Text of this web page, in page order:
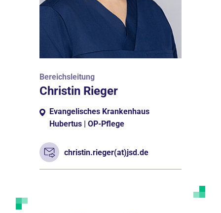
Bereichsleitung
Christin Rieger
Evangelisches Krankenhaus
Hubertus | OP-Pflege
christin.rieger(at)jsd.de